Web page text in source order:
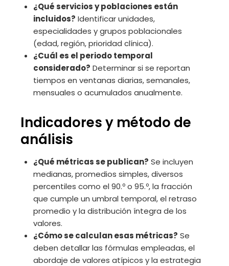
¿Qué servicios y poblaciones están
incluidos? Identificar unidades,
especialidades y grupos poblacionales
(edad, región, prioridad clínica).
¿Cuál es el periodo temporal
considerado? Determinar si se reportan
tiempos en ventanas diarias, semanales,
mensuales o acumulados anualmente.
Indicadores y método de
análisis
¿Qué métricas se publican? Se incluyen
medianas, promedios simples, diversos
percentiles como el 90.º o 95.º, la fracción
que cumple un umbral temporal, el retraso
promedio y la distribución íntegra de los
valores.
¿Cómo se calculan esas métricas? Se
deben detallar las fórmulas empleadas, el
abordaje de valores atípicos y la estrategia